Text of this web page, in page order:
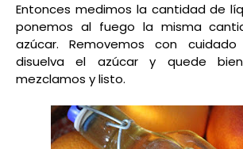
Entonces medimos la cantidad de
ponemos al fuego la misma
azúcar. Removemos con
disuelva el azúcar y quede
mezclamos y listo.